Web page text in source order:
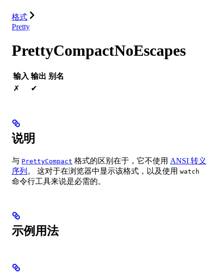
格式
Pretty
PrettyCompactNoEscapes
输入 输出 别名
✗
✔
说明
与 PrettyCompact 格式的区别在于，它不使用 ANSI 转义
序列 。 这对于在浏览器中显示该格式，以及使用 watch
命令行工具来说是必需的。
示例用法